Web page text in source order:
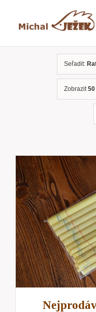
Seřadit:
Zobrazit